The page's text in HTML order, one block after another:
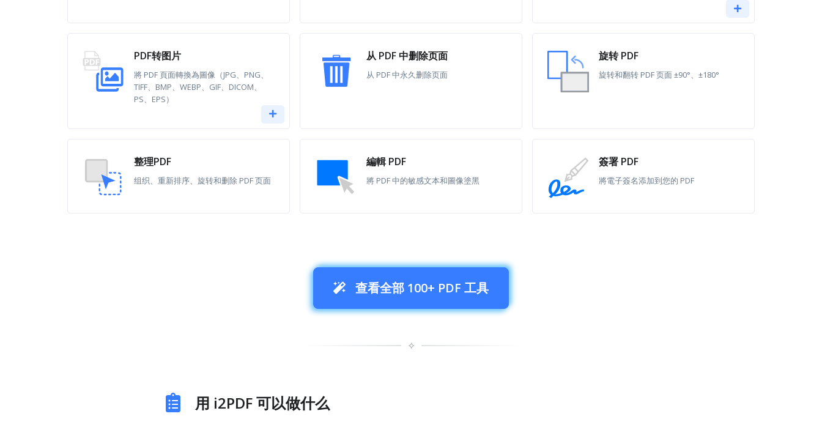
PDF转图片
將 PDF 頁面轉換為圖像（JPG、PNG、
TIFF、BMP、WEBP、GIF、DICOM、
PS、EPS）
从 PDF 中删除页面
从 PDF 中永久删除页面
旋转 PDF
旋转和翻转 PDF 页面 ±90°、±180°
整理PDF
组织、重新排序、旋转和删除 PDF 页面
編輯 PDF
將 PDF 中的敏感文本和圖像塗黑
簽署 PDF
將電子簽名添加到您的 PDF
查看全部 100+ PDF 工具
✧
用 i2PDF 可以做什么